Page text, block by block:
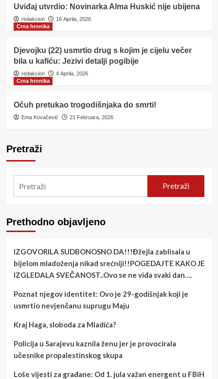
Uviđaj utvrdio: Novinarka Alma Huskić nije ubijena
redakcion
16 Aprila, 2026
Crna hronika
Djevojku (22) usmrtio drug s kojim je cijelu večer
bila u kafiću: Jezivi detalji pogibije
redakcion
4 Aprila, 2026
Crna hronika
Očuh pretukao trogodišnjaka do smrti!
Ema Kovačević 21 Februara, 2026
Pretraži
Pretraži
Prethodno objavljeno
IZGOVORILA SUDBONOSNO DA!!!Đžejla zablisala u
bijelom mladoženja nikad srećniji!!POGEDAJTE KAKO JE
IZGLEDALA SVEČANOST..Ovo se ne viđa svaki dan….
Poznat njegov identitet: Ovo je 29-godišnjak koji je
usmrtio nevjenčanu suprugu Maju
Kraj Haga, sloboda za Mladića?
Policija u Sarajevu kaznila ženu jer je provocirala
učesnike propalestinskog skupa
Loše vijesti za građane: Od 1. jula važan energent u FBiH